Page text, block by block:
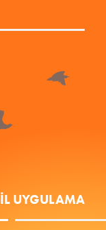
UYGULAMA